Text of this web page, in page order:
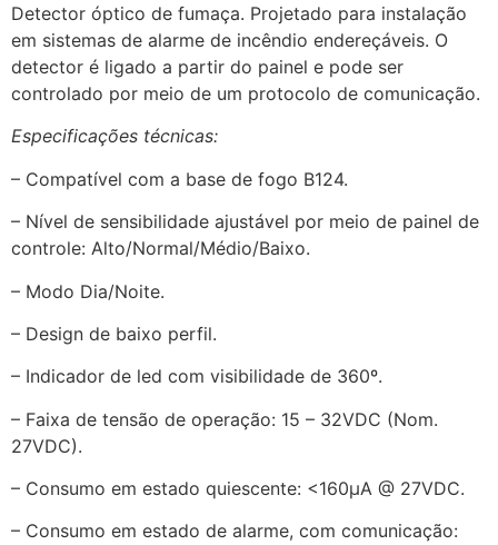
Detector óptico de fumaça. Projetado para instalação
em sistemas de alarme de incêndio endereçáveis. O
detector é ligado a partir do painel e pode ser
controlado por meio de um protocolo de comunicação.
Especificações técnicas:
– Compatível com a base de fogo B124.
– Nível de sensibilidade ajustável por meio de painel de
controle: Alto/Normal/Médio/Baixo.
– Modo Dia/Noite.
– Design de baixo perfil.
– Indicador de led com visibilidade de 360º.
– Faixa de tensão de operação: 15 – 32VDC (Nom.
27VDC).
– Consumo em estado quiescente: <160μA @ 27VDC.
– Consumo em estado de alarme, com comunicação: